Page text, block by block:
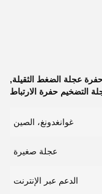
عجلة الضغط الثقيلة,
غوانغدونغ، الصين
عجلة صغيرة
الدعم عبر الإنترنت